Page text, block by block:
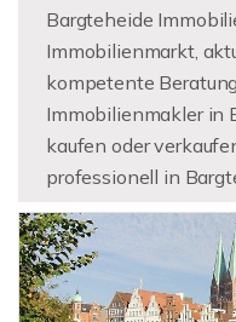
Bargteheide
Immobilienmarkt,
kompetente
Immobilienmakler in
kaufen oder
professionell in